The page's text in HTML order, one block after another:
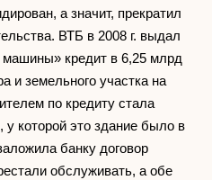
а значит, прекратил
ВТБ в 2008 г. выдал
кредит в 6,25 млрд
и земельного участка на
по кредиту стала
которой это здание было в
банку договор
обслуживать, а обе